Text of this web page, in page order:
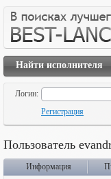
Найти исполнителя
Логин:
Регистрация
Пользователь
Информация